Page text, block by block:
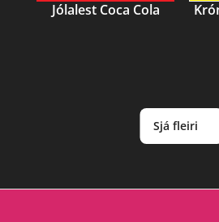
Sjá fleiri
Jólalest Coca Cola